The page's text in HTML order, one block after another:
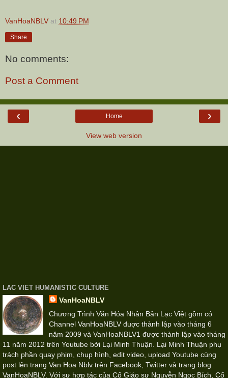
VanHoaNBLV at 10:49 PM
Share
No comments:
Post a Comment
‹ ›
Home
View web version
LAC VIET HUMANISTIC CULTURE
VanHoaNBLV
Chương Trình Văn Hóa Nhân Bản Lạc Việt gồm có
Channel VanHoaNBLV đuợc thành lập vào tháng 6
năm 2009 và VanHoaNBLV1 được thành lập vào tháng
11 năm 2012 trên Youtube bởi Lại Minh Thuận. Lại Minh Thuận phụ
trách phần quay phim, chụp hình, edit video, upload Youtube cùng
post lên trang Van Hoa Nblv trên Facebook, Twitter và trang blog
VanHoaNBLV. Với sự hợp tác của Cố Giáo sư Nguyễn Ngọc Bích, Cố